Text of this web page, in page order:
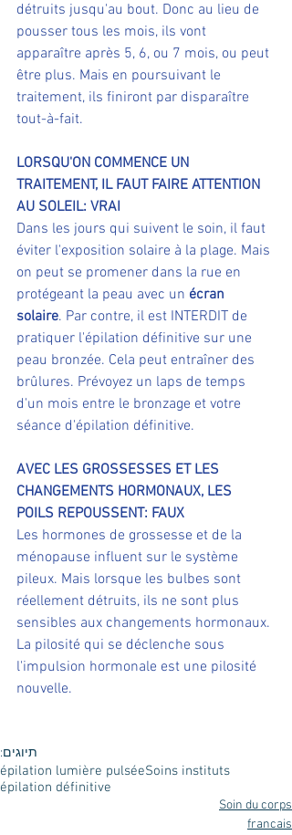
détruits jusqu'au bout. Donc au lieu de
pousser tous les mois, ils vont
apparaître après 5, 6, ou 7 mois, ou peut
être plus. Mais en poursuivant le
traitement, ils finiront par disparaître
tout-à-fait.
LORSQU'ON COMMENCE UN
TRAITEMENT, IL FAUT FAIRE ATTENTION
AU SOLEIL: VRAI
Dans les jours qui suivent le soin, il faut
éviter l'exposition solaire à la plage. Mais
on peut se promener dans la rue en
protégeant la peau avec un écran
solaire. Par contre, il est INTERDIT de
pratiquer l'épilation définitive sur une
peau bronzée. Cela peut entraîner des
brûlures. Prévoyez un laps de temps
d'un mois entre le bronzage et votre
séance d'épilation définitive.
AVEC LES GROSSESSES ET LES
CHANGEMENTS HORMONAUX, LES
POILS REPOUSSENT: FAUX
Les hormones de grossesse et de la
ménopause influent sur le système
pileux. Mais lorsque les bulbes sont
réellement détruits, ils ne sont plus
sensibles aux changements hormonaux.
La pilosité qui se déclenche sous
l'impulsion hormonale est une pilosité
nouvelle.
תיוגים:
Soins instituts
épilation lumière pulsée
épilation définitive
Soin du corps
francais